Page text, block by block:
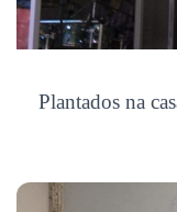
Plantados na